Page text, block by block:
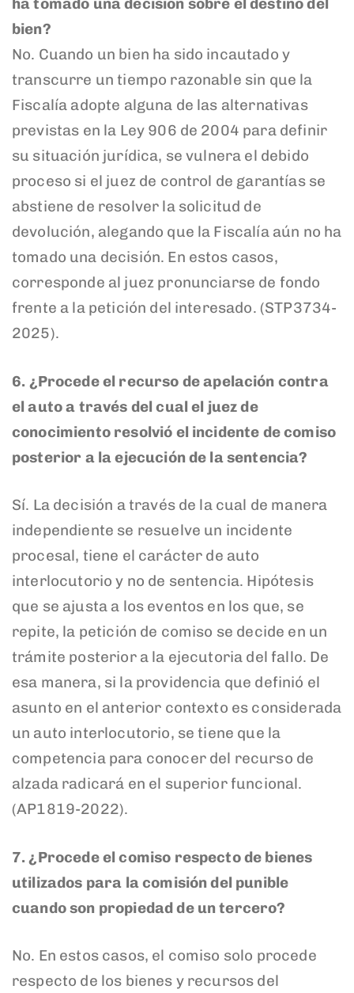
ha tomado una decisión sobre el destino del
bien?
No. Cuando un bien ha sido incautado y
transcurre un tiempo razonable sin que la
Fiscalía adopte alguna de las alternativas
previstas en la Ley 906 de 2004 para definir
su situación jurídica, se vulnera el debido
proceso si el juez de control de garantías se
abstiene de resolver la solicitud de
devolución, alegando que la Fiscalía aún no ha
tomado una decisión. En estos casos,
corresponde al juez pronunciarse de fondo
frente a la petición del interesado. (STP3734-
2025).
6. ¿Procede el recurso de apelación contra
el auto a través del cual el juez de
conocimiento resolvió el incidente de comiso
posterior a la ejecución de la sentencia?
Sí. La decisión a través de la cual de manera
independiente se resuelve un incidente
procesal, tiene el carácter de auto
interlocutorio y no de sentencia. Hipótesis
que se ajusta a los eventos en los que, se
repite, la petición de comiso se decide en un
trámite posterior a la ejecutoria del fallo. De
esa manera, si la providencia que definió el
asunto en el anterior contexto es considerada
un auto interlocutorio, se tiene que la
competencia para conocer del recurso de
alzada radicará en el superior funcional.
(AP1819-2022).
7.¿Procede el comiso respecto de bienes
utilizados para la comisión del punible
cuando son propiedad de un tercero?
No. En estos casos, el comiso solo procede
respecto de los bienes y recursos del